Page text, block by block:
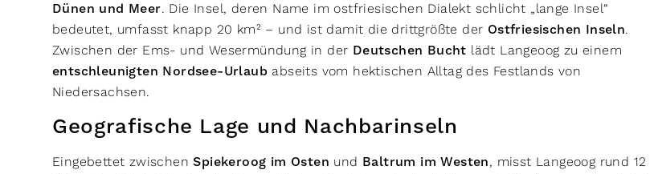
Dünen und Meer. Die Insel, deren Name im ostfriesischen Dialekt schlicht „lange Insel“
bedeutet, umfasst knapp 20 km² – und ist damit die drittgrößte der Ostfriesischen Inseln.
Zwischen der Ems- und Wesermündung in der Deutschen Bucht lädt Langeoog zu einem
entschleunigten Nordsee-Urlaub abseits vom hektischen Alltag des Festlands von
Niedersachsen.
Geografische Lage und Nachbarinseln
Eingebettet zwischen Spiekeroog im Osten und Baltrum im Westen, misst Langeoog rund 12